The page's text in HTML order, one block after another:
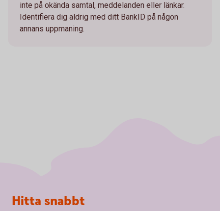
inte på okända samtal, meddelanden eller länkar.
Identifiera dig aldrig med ditt BankID på någon
annans uppmaning.
Sidfot
Hitta snabbt